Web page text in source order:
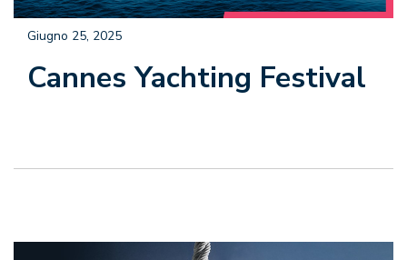
Cannes Yachting Festival
Giugno 25, 2025